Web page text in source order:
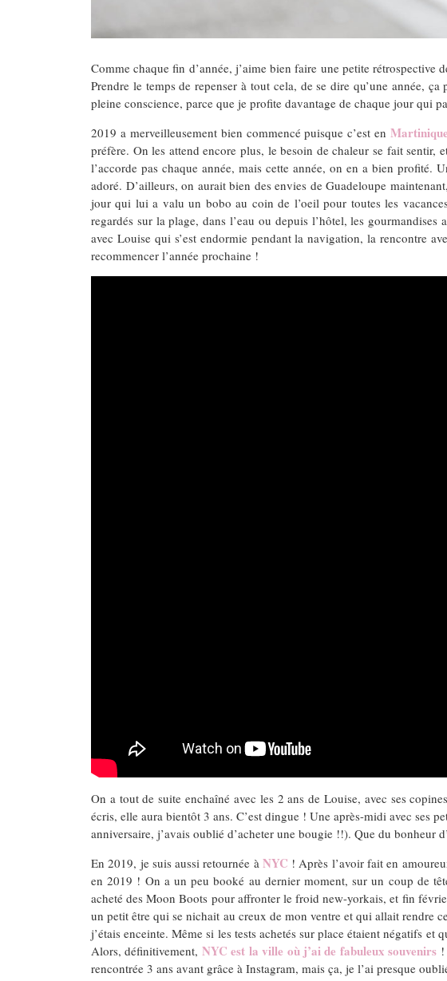
Comme chaque fin d’année, j’aime bien faire une petite
Prendre le temps de repenser à tout cela, de se dire qu’une année,
pleine conscience, parce que je profite davantage de chaque jour qui
2019 a merveilleusement bien commencé puisque c’est enMartinique
préfère. On les attend encore plus, le besoin de chaleur se fait sentir,
l’accorde pas chaque année, mais cette année, on en a bien
adoré. D’ailleurs, on aurait bien des envies de Guadeloupe
jour qui lui a valu un bobo au coin de l’oeil pour toutes les
regardés sur la plage, dans l’eau ou depuis l’hôtel, les
avec Louise qui s’est endormie pendant la navigation, la rencontre
recommencer l’année prochaine !
On a tout de suite enchaîné avec les 2 ans de Louise, avec ses
écris, elle aura bientôt 3 ans. C’est dingue ! Une après-midi avec ses
anniversaire, j’avais oublié d’acheter une bougie !!). Que du bonheur
En 2019, je suis aussi retournée à NYC ! Après l’avoir fait en
en 2019 ! On a un peu booké au dernier moment, sur un coup de
acheté des Moon Boots pour affronter le froid new-yorkais, et fin
un petit être qui se nichait au creux de mon ventre et qui allait rendre
j’étais enceinte. Même si les tests achetés sur place étaient négatifs
Alors, définitivement, NYC est la ville où j’ai de fabuleux souvenirs
rencontrée 3 ans avant grâce à Instagram, mais ça, je l’ai presque